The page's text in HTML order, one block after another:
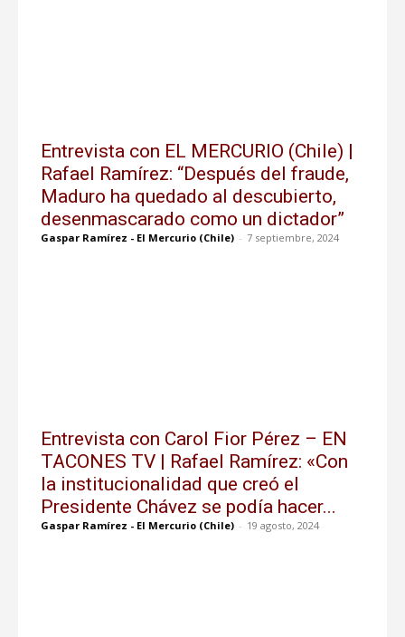
Entrevista con EL MERCURIO (Chile) |
Rafael Ramírez: “Después del fraude,
Maduro ha quedado al descubierto,
desenmascarado como un dictador”
Gaspar Ramírez - El Mercurio (Chile) - 7 septiembre, 2024
Entrevista con Carol Fior Pérez – EN
TACONES TV | Rafael Ramírez: «Con
la institucionalidad que creó el
Presidente Chávez se podía hacer...
Gaspar Ramírez - El Mercurio (Chile) - 19 agosto, 2024